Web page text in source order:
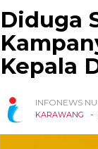
Diduga
Kepala
INFONEWS
KARAWANG -